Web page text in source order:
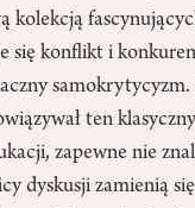
kolekcją
się konflikt i
ten
zapewne nie
dyskusji zamienią